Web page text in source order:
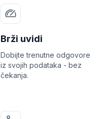
Brži uvidi
Dobijte trenutne odgovore
iz svojih podataka - bez
čekanja.